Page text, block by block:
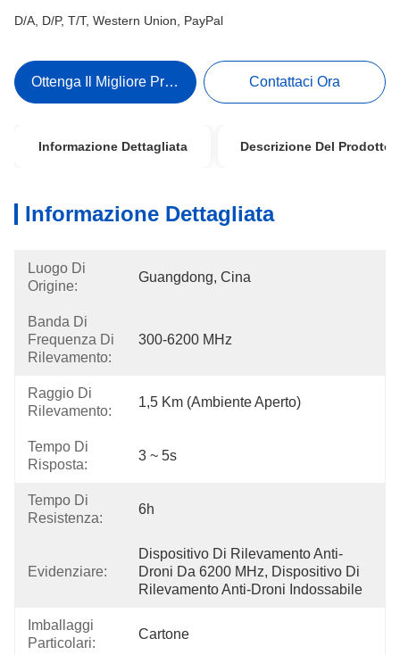
D/A, D/P, T/T, Western Union, PayPal
Ottenga Il Migliore Prezzo Contattaci Ora
Informazione Dettagliata Descrizione Del Prodotto
Informazione Dettagliata
Luogo Di
Origine:
Guangdong, Cina
Banda Di
Frequenza Di
Rilevamento:
300-6200 MHz
Raggio Di
Rilevamento:
1,5 Km (ambiente Aperto)
Tempo Di
Risposta:
3 ~ 5s
Tempo Di
Resistenza:
6h
Evidenziare:
Dispositivo Di Rilevamento Anti-
Droni Da 6200 MHz, Dispositivo Di
Rilevamento Anti-Droni Indossabile
Imballaggi
Particolari:
Cartone